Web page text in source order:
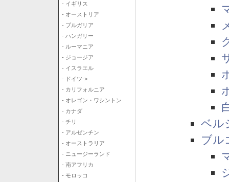
- イギリス
- オーストリア
- ブルガリア
- ハンガリー
- ルーマニア
- ジョージア
- イスラエル
- ドイツ->
- カリフォルニア
- オレゴン・ワシントン
- カナダ
- チリ
- アルゼンチン
- オーストラリア
- ニュージーランド
- 南アフリカ
- モロッコ
ベル
ブル